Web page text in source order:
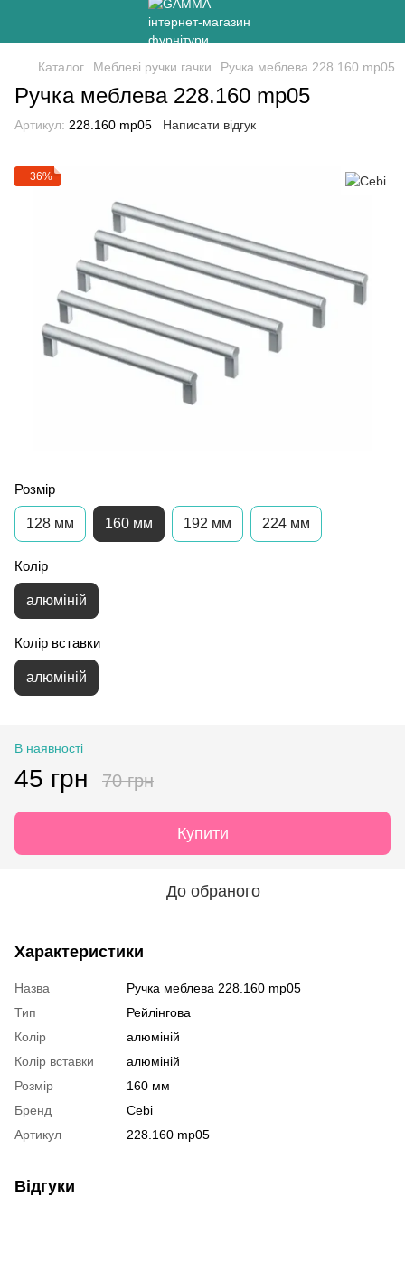
Каталог Меблеві ручки гачки Ручка меблева 228.160 mp05
Ручка меблева 228.160 mp05
Артикул: 228.160 mp05 Написати відгук
−36%
Розмір
128 мм 160 мм 192 мм 224 мм
Колір
алюміній
Колір вставки
алюміній
В наявності
45 грн 70 грн
Купити
До обраного
Характеристики
Назва
Ручка меблева 228.160 mp05
Тип
Рейлінгова
Колір
алюміній
Колір вставки
алюміній
Розмір
160 мм
Бренд
Cebi
Артикул
228.160 mp05
Відгуки